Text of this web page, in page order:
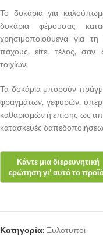
Το δοκάρια για
δοκάρια φέρουσας
χρησιμοποιούμενα για τη
πάχους, είτε, τέλος,
τοιχίων.
Τα δοκάρια μπορούν
φραγμάτων, γεφυρών,
καθαρισμών ή επίσης ως
κατασκευές
Κατηγορία: Ξυλότυποι